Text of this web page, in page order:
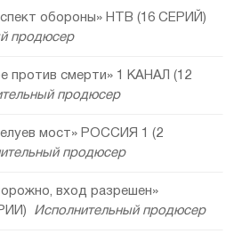
обороны» НТВ (16 СЕРИЙ)
продюсер
против смерти» 1 КАНАЛ (12
продюсер
мост» РОССИЯ 1 (2
продюсер
вход разрешен»
Исполнительный продюсер